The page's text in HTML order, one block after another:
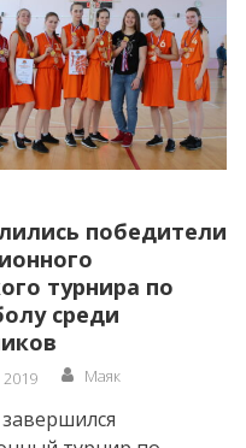
победители
турнира по
среди
Author
Маяк